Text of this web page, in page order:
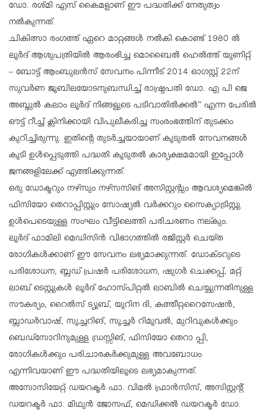
ഡോ. രശ്മി എസ് കൈമളാണ് ഈ പദ്ധതിക്ക് നേതൃത്വം
നൽകുന്നത്.
ചികിത്സാ രംഗത്ത് ഏറെ മാറ്റങ്ങൾ നൽകി കൊണ്ട് 1980 ൽ
ലൂർദ് ആശുപത്രിയിൽ ആരംഭിച്ച മൊബൈൽ ഹെൽത്ത് യൂണിറ്റ്
– ബോട്ട് ആംബുലൻസ് സേവനം പിന്നീട് 2014 ഓഗസ്റ്റ് 22ന്
സുവർണ ജൂബിലയോടനുബന്ധിച്ച് രാഷ്ട്രപതി ഡോ. എ പി ജെ
അബ്ദുൽ കലാം ലൂർദ് നിങ്ങളുടെ പടിവാതിൽക്കൽ” എന്ന പേരിൽ
ഔട്ട് റീച്ച് ക്ലിനിക്കായി വിപുലീകരിച്ച സംരംഭത്തിന് തുടക്കം
കുറിച്ചിരുന്നു. ഇതിൻ്റെ തുടർച്ചയായാണ് കൂടുതൽ സേവനങ്ങൾ
കൂടി ഉൾപ്പെടുത്തി പദ്ധതി കൂടുതൽ കാര്യക്ഷമമായി ഇപ്പോൾ
ജനങ്ങളിലേക്ക് എത്തിക്കുന്നത്.
ഒരു ഡോക്ടറും നഴ്സും നഴ്സ‌സിങ് അസിസ്റ്റന്റും ആവശ്യമെങ്കിൽ
ഫിസിയോ തെറാപ്പിസ്റ്റും സോഷ്യൽ വർക്കറും സൈക്യാട്രിസ്റ്റു
ഉൾപെടെയുള്ള സംഘം വീട്ടിലെത്തി പരിചരണം നല്‌കും.
ലൂർദ് ഫാമിലി മെഡിസിൻ വിഭാഗത്തിൽ രജിസ്റ്റർ ചെയ്‌ത
രോഗികൾക്കാണ് ഈ സേവനം ലഭ്യമാക്കുന്നത്. ഡോക്‌ടറുടെ
പരിശോധന, ബ്ലഡ് പ്രഷർ പരിശോധന, ഷുഗർ ചെക്കപ്പ്, മറ്റ്
ലാബ് ടെസ്റ്റുകൾ ലൂർദ് ഹോസ്പിറ്റൽ ലാബിൽ ചെയ്യുന്നതിനുള്ള
സൗകര്യം, റൈൽസ് ട്യൂബ്, യൂറിന ദി, കത്തീറ്ററൈസേഷൻ,
ബ്ലാഡർവാഷ്, സൂച്ചറിങ്, സൂച്ചർ റിമൂവൽ, മുറിവുകൾക്കും
ബെഡ്സോറിനുമുള്ള ഡ്രസ്സിങ്, ഫിസിയോ തെറാ പ്പി,
രോഗികൾക്കും പരിചാരകർക്കുമുള്ള അവബോധം
എന്നിവയാണ് ഈ പദ്ധതിയിലൂടെ ലഭ്യമാകുന്നത്.
അസോസിയേറ്റ് ഡയറക്ടർ ഫാ. വിമൽ ഫ്രാൻസിസ്, അസിസ്റ്റൻ്റ്
ഡയറക്ടർ ഫാ. മിഥുൻ ജോസഫ്, മെഡിക്കൽ ഡയറക്ടർ ഡോ.